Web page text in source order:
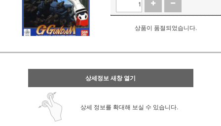
상품이 품절되었습니다.
상세정보 새창 열기
상세 정보를 확대해 보실 수 있습니다.